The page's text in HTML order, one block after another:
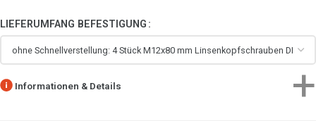
LIEFERUMFANG BEFESTIGUNG
Informationen & Details